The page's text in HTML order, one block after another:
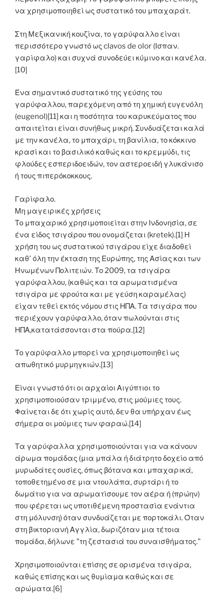
να χρησιμοποιηθεί ως συστατικό του μπαχαράτ.
Στη Μεξικανική κουζίνα, το γαρύφαλλο είναι
περισσότερο γνωστό ως clavos de olor (Ισπαν.
γαρίφαλο) και συχνά συνοδεύει κύμινο και κανέλα.
[10]
Ένα σημαντικό συστατικό της γεύσης του
γαρύφαλλου, παρεχόμενη από τη χημική ευγενόλη
(eugenol)[11] και η ποσότητα του καρυκεύματος που
απαιτείται είναι συνήθως μικρή. Συνδυάζεται καλά
με την κανέλα, το μπαχάρι, τη βανίλια, το κόκκινο
κρασί και το βασιλικό καθώς και το κρεμμύδι, τις
φλούδες εσπεριδοειδών, τον αστεροειδή γλυκάνισο
ή τους πιπερόκοκκους.
Γαρίφαλο.
Μη μαγειρικές χρήσεις
Το μπαχαρικό χρησιμοποιείται στην Ινδονησία, σε
ένα είδος τσιγάρου που ονομάζεται (kretek).[1] Η
χρήση του ως συστατικού τσιγάρου είχε διαδοθεί
καθ' όλη την έκταση της Ευρώπης, της Ασίας και των
Ηνωμένων Πολιτειών. Το 2009, τα τσιγάρα
γαρύφαλλου, (καθώς και τα αρωματισμένα
τσιγάρα με φρούτα και με γεύση καραμέλας)
είχαν τεθεί εκτός νόμου στις ΗΠΑ. Τα τσιγάρα που
περιέχουν γαρύφαλλο, όταν πωλούνται στις
ΗΠΑ,κατατάσσονται στα πούρα.[12]
Το γαρύφαλλο μπορεί να χρησιμοποιηθεί ως
απωθητικό μυρμηγκιών.[13]
Είναι γνωστό ότι οι αρχαίοι Αιγύπτιοι το
χρησιμοποιούσαν τριμμένο, στις μούμιες τους.
Φαίνεται δε ότι χωρίς αυτό, δεν θα υπήρχαν έως
σήμερα οι μούμιες των φαραώ.[14]
Τα γαρύφαλλα χρησιμοποιούνται για να κάνουν
άρωμα πομάδας (μια μπάλα ή διάτρητο δοχείο από
μυρωδάτες ουσίες, όπως βότανα και μπαχαρικά,
τοποθετημένο σε μια ντουλάπα, συρτάρι ή το
δωμάτιο για να αρωματίσουμε τον αέρα ή (πρώην)
που φέρεται ως υποτιθέμενη προστασία ενάντια
στη μόλυνση) όταν συνδυάζεται με πορτοκάλι. Όταν
στη βικτοριανή Αγγλία, δωριζόταν μια τέτοια
πομάδα, δήλωνε "τη ζεστασιά του συναισθήματος."
Χρησιμοποιούνται επίσης σε ορισμένα τσιγάρα,
καθώς επίσης και ως θυμίαμα καθώς και σε
αρώματα.[6]